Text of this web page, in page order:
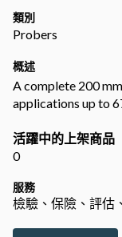
類別
Probers
概述
A complete 200
applications up to
活躍中的上架商品
0
服務
檢驗、保險、評估